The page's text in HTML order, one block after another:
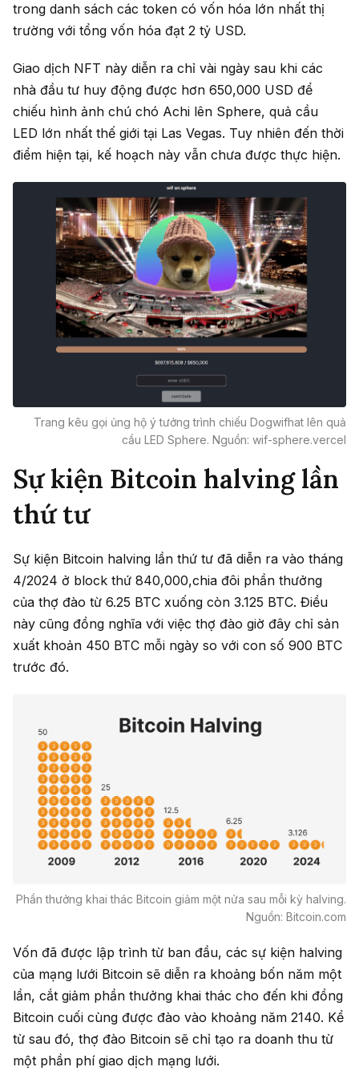
trong danh sách các token có vốn hóa lớn nhất thị
trường với tổng vốn hóa đạt 2 tỷ USD.
Giao dịch NFT này diễn ra chỉ vài ngày sau khi các
nhà đầu tư huy động được hơn 650,000 USD để
chiếu hình ảnh chú chó Achi lên Sphere, quả cầu
LED lớn nhất thế giới tại Las Vegas. Tuy nhiên đến thời
điểm hiện tại, kế hoạch này vẫn chưa được thực hiện.
Trang kêu gọi ủng hộ ý tưởng trình chiếu Dogwifhat lên quả
cầu LED Sphere. Nguồn: wif-sphere.vercel
Sự kiện Bitcoin halving lần
thứ tư
Sự kiện Bitcoin halving lần thứ tư đã diễn ra vào tháng
4/2024 ở block thứ 840,000,chia đôi phần thưởng
của thợ đào từ 6.25 BTC xuống còn 3.125 BTC. Điều
này cũng đồng nghĩa với việc thợ đào giờ đây chỉ sản
xuất khoản 450 BTC mỗi ngày so với con số 900 BTC
trước đó.
Phần thưởng khai thác Bitcoin giảm một nửa sau mỗi kỳ halving.
Nguồn: Bitcoin.com
Vốn đã được lập trình từ ban đầu, các sự kiện halving
của mạng lưới Bitcoin sẽ diễn ra khoảng bốn năm một
lần, cắt giảm phần thưởng khai thác cho đến khi đồng
Bitcoin cuối cùng được đào vào khoảng năm 2140. Kể
từ sau đó, thợ đào Bitcoin sẽ chỉ tạo ra doanh thu từ
một phần phí giao dịch mạng lưới.